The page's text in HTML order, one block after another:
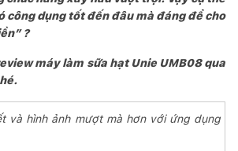
công dụng tốt đến đâu mà đáng để cho
?
máy làm sữa hạt Unie UMB08 qua
và hình ảnh mượt mà hơn với ứng dụng